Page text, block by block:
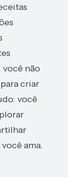
você não
criar
você
ama.